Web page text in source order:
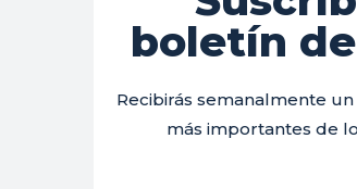
boletín
Recibirás semanalmente
más importantes de